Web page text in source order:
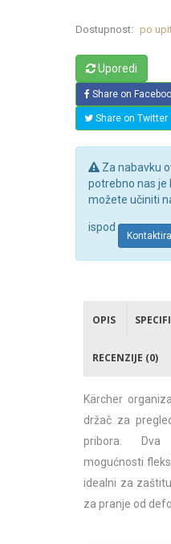
Dostupnost: po
Uporedi
Share on
Share on Twitter
Za nabavku
potrebno nas je
možete učiniti
ispod
OPIS
RECENZIJE (0)
Kärcher
držač za
pribora. Dva
mogućnosti
idealni za
za pranje od